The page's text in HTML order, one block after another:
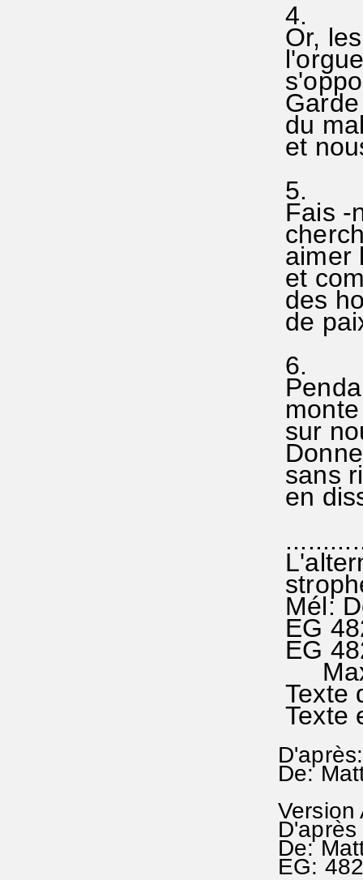
4.
Or,
du
et
5.
Fais -
aimer
et
des
de
6.
sur
sans
en
Mél:
EG
EG
Max
Texte
Texte
De:
Version
De:
EG: